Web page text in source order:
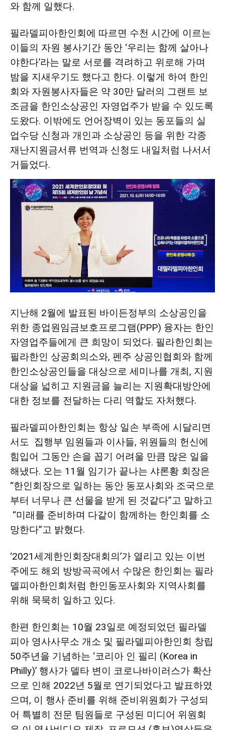
와 함께 일했다.
필라델피아한인회에 따르면 수천 시간에 이르는
이들의 자원 봉사기간 동안 ‘우리는 함께 살아나
야한다’라는 말로 서로를 격려하고 위로해 가며
밤을 지새우기도 했다고 한다. 이렇게 하여 한인
회와 자원봉사자들은 약 30만 달러의 그랜트 보
조금을 한인소상공인 자영업주가 받을 수 있도록
도왔다. 이밖에도 언어장벽이 있는 동포들의 실
업수당 신청과 개인과 소상공인 등을 위한 각종
재난지원금서류 번역과 신청도 내일처럼 나서서
거들었다.
지난해 2월에 발표된 바이든정부의 소상공인을
위한 종업원임금보호프로그램(PPP) 융자는 한인
자영업주들에게 큰 희망이 되었다. 필라한인회는
필라한인 상공회의소와, 펜주 상공인협회와 함께
한인소상공인들을 대상으로 세미나를 개최, 지원
대상을 넓히고 지원금을 늘리는 지원확대방안에
대한 정보를 전달하는 다리 역할도 자처했다.
필라델피아한인회는 항상 일손 부족에 시달리면
서도 집행부 임원들과 이사들, 위원들의 헌신에
힘입어 그동안 손을 꼽기 어려울 만큼 많은 일을
해냈다. 오는 11월 임기가 끝나는 샤론황 회장은
“한인회장으로 일하는 동안 동포사회와 조국으로
부터 너무나 큰 선물을 받게 된 것같다”고 말하고
“미래를 준비하며 다같이 함께하는 한인회를 소
망한다”고 밝혔다.
‘2021세계한인회장대회의’가 열리고 있는 이번
주에도 해외 방방곡곡에서 수많은 한인회는 필라
델피아한인회처럼 한인동포사회와 지역사회를
위해 묵묵히 일하고 있다.
한편 한인회는 10월 23일로 예정되었던 필라델
피아 영사사무소 개소 및 필라델피아한인회 창립
50주년을 기념하는 ‘코리아 인 필리 (Korea in
Philly)’ 행사가 델타 변이 코로나바이러스가 확산
으로 인해 2022년 5월로 연기되었다고 발표하였
으며, 이 행사 준비를 위해 준비위원회가 구성되
어 특별히 전문 팀원들로 구성된 미디어 위원회